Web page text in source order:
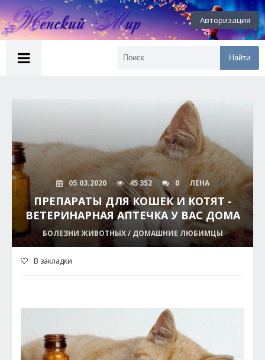
Авторизация
Найти
05.03.2020 45 352 0 ЛЕНА
ПРЕПАРАТЫ ДЛЯ КОШЕК И КОТЯТ -
ВЕТЕРИНАРНАЯ АПТЕЧКА У ВАС ДОМА
БОЛЕЗНИ ЖИВОТНЫХ / ДОМАШНИЕ ЛЮБИМЦЫ
В закладки